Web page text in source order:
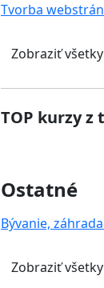
Tvorba
Zobraziť
TOP kurzy
Ostatné
Bývanie,
Zobraziť